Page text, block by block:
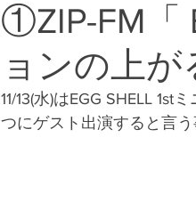
①ZIP-FM「
ョンの上が
11/13(水)はEGG SHELL
つにゲスト出演すると言